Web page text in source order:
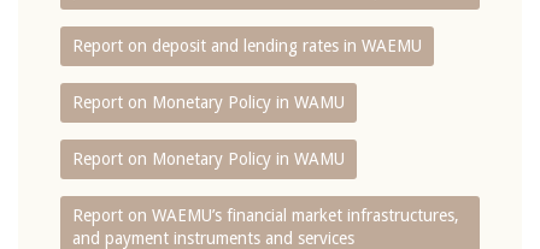
Report on deposit and lending rates in WAEMU
Report on Monetary Policy in WAMU
Report on Monetary Policy in WAMU
Report on WAEMU’s financial market infrastructures,
and payment instruments and services